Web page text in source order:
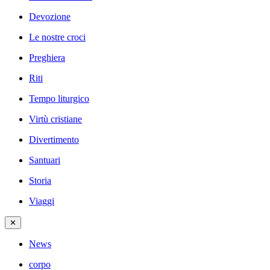
Devozione
Le nostre croci
Preghiera
Riti
Tempo liturgico
Virtù cristiane
Divertimento
Santuari
Storia
Viaggi
✕
News
corpo